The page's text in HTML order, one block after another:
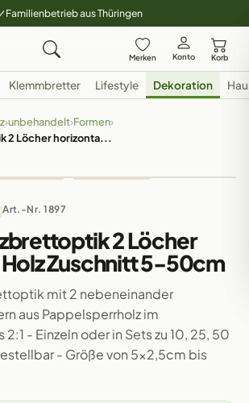
Familienbetrieb aus Thüringen
Merken Konto Korb
Klemmbretter Lifestyle Dekoration
›unbehandelt›Formen›
2 Löcher horizonta...
Art.-Nr. 1897
2 Löcher
Zuschnitt 5-50cm
mit 2 nebeneinander
aus Pappelsperrholz im
- Einzeln oder in Sets zu 10, 25, 50
- Größe von 5x2,5cm bis